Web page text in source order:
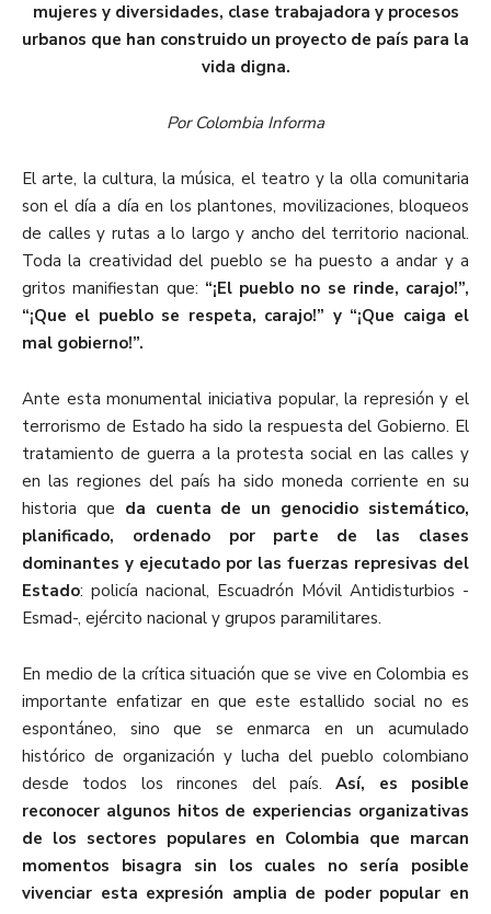
mujeres y diversidades, clase trabajadora y procesos
urbanos que han construido un proyecto de país para la
vida digna.
Por Colombia Informa
El arte, la cultura, la música, el teatro y la olla comunitaria
son el día a día en los plantones, movilizaciones, bloqueos
de calles y rutas a lo largo y ancho del territorio nacional.
Toda la creatividad del pueblo se ha puesto a andar y a
gritos manifiestan que: “¡El pueblo no se rinde, carajo!”,
“¡Que el pueblo se respeta, carajo!” y “¡Que caiga el
mal gobierno!”.
Ante esta monumental iniciativa popular, la represión y el
terrorismo de Estado ha sido la respuesta del Gobierno. El
tratamiento de guerra a la protesta social en las calles y
en las regiones del país ha sido moneda corriente en su
historia que da cuenta de un genocidio sistemático,
planificado, ordenado por parte de las clases
dominantes y ejecutado por las fuerzas represivas del
Estado: policía nacional, Escuadrón Móvil Antidisturbios -
Esmad-, ejército nacional y grupos paramilitares.
En medio de la crítica situación que se vive en Colombia es
importante enfatizar en que este estallido social no es
espontáneo, sino que se enmarca en un acumulado
histórico de organización y lucha del pueblo colombiano
desde todos los rincones del país.Así, es posible
reconocer algunos hitos de experiencias organizativas
de los sectores populares en Colombia que marcan
momentos bisagra sin los cuales no sería posible
vivenciar esta expresión amplia de poder popular en